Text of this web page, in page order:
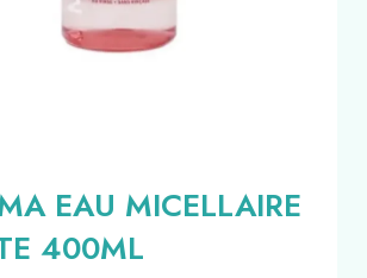
EAU MICELLAIRE
400ML